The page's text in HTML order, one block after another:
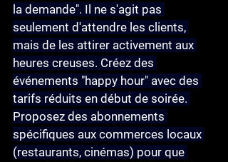
la demande". Il ne s'agit pas
seulement d'attendre les clients,
mais de les attirer activement aux
heures creuses. Créez des
événements "happy hour" avec des
tarifs réduits en début de soirée.
Proposez des abonnements
spécifiques aux commerces locaux
(restaurants, cinémas) pour que